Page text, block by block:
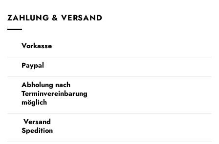
ZAHLUNG & VERSAND
Vorkasse
Paypal
Abholung nach
Terminvereinbarung
möglich
Versand
Spedition